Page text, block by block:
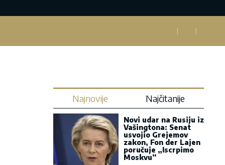
Najnovije Najčitanije
Novi udar na Rusiju iz
Vašingtona: Senat
usvojio Grejemov
zakon, Fon der Lajen
poručuje „Iscrpimo
Moskvu“